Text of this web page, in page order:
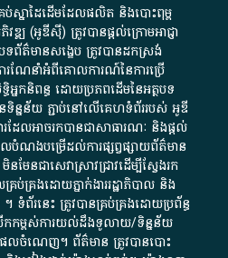
ប់​ស្នា​ដៃ​ដើម​ដែល​ផលិត​ និង​បោះពុម្ព​
ឌ្ឍ​​ (អូ​ឌី​ស៊ី)​ ត្រូវ​បាន​ផ្តល់​ក្រោម​អាជ្ញា
ទ​ព័ត៌មាន​សង្ខេប​ ត្រូវ​បាន​ដកស្រង់​
ណែនាំ​អំពី​គោលការណ៍​នៃ​ការ​ប្រើ
នកនិពន្ធ ដោយ​ប្រភពដើម​នៃ​​អត្ថបទ
ទិន្នន័យ ​ភ្ជាប់​នៅ​លើ​គេហទំព័រ​របស់​ អូ​ឌី​
ែល​អាច​រក​បានជា​សាធារណៈ​ និង​ផ្តល់​
ណង​បម្រើ​ដល់ការ​ផ្សព្វផ្សាយ​ព័ត៌មាន​
ែន​ជា​សេវា​ស្រាវជ្រាវ​ដើម្បី​ស្វែងរក
គ្រង​ដោយ​ភ្នាក់ងារ​រដ្ឋាភិបាល​ និង
ទំព័រ​នេះ​ ត្រូវ​បាន​គ្រប់គ្រង​ដោយ​ប្រព័ន្ធ​
កកម្ពស់​ការ​យល់​ដឹង​ទូលាយ​/​ទិន្នន័យ​
ល​ចំណេញ​។​ ព័ត៌មាន​ ត្រូវ​បាន​បោះ